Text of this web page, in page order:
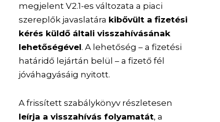
megjelent V2.1-es változata a piaci
szereplők javaslatára kibővült a fizetési
kérés küldő általi visszahívásának
lehetőségével. A lehetőség – a fizetési
határidő lejártán belül – a fizető fél
jóváhagyásáig nyitott.
A frissített szabálykönyv részletesen
leírja a visszahívás folyamatát, a